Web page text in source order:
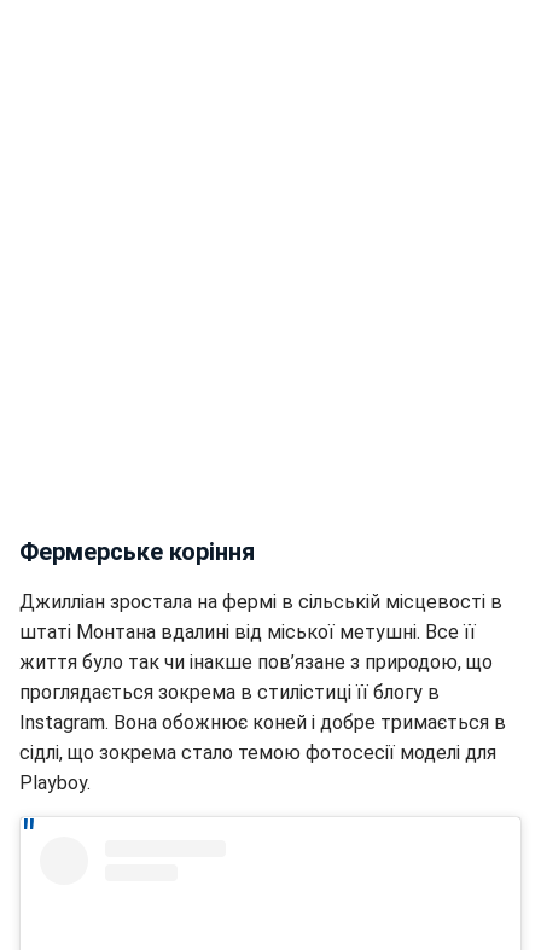
Фермерське коріння
Джилліан зростала на фермі в сільській місцевості в
штаті Монтана вдалині від міської метушні. Все її
життя було так чи інакше пов’язане з природою, що
проглядається зокрема в стилістиці її блогу в
Instagram. Вона обожнює коней і добре тримається в
сідлі, що зокрема стало темою фотосесії моделі для
Playboy.